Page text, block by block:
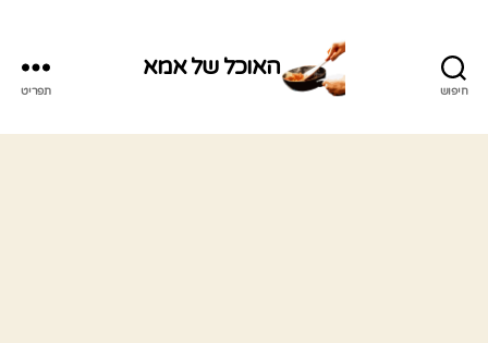
חיפוש
של
האוכל של אמא
תפריט